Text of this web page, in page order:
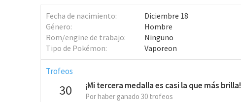
Fecha de nacimiento
Diciembre 18
Género
Hombre
Rom/engine de trabajo
Ninguno
Tipo de Pokémon
Vaporeon
Trofeos
30 ¡Mi tercera medalla es casi la que más brilla!
Por haber ganado 30 trofeos